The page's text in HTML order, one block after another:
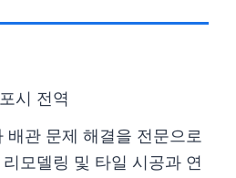
시 전역
배관 문제 해결을 전문으로
모델링 및 타일 시공과 연